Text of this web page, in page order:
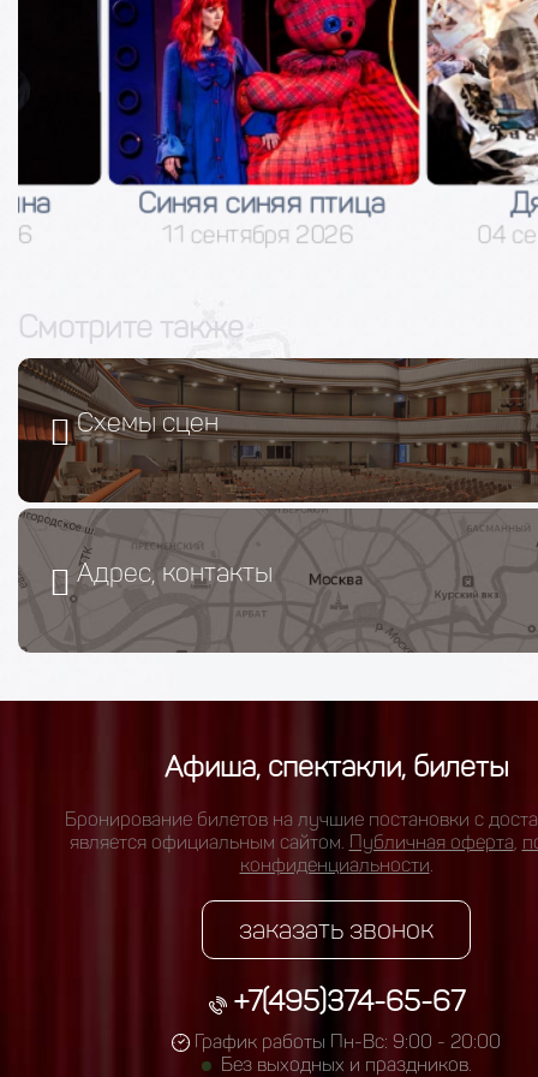
Синяя синяя птица
11 сентября 2026
Дядя
04
Смотрите также
Схемы сцен
Адрес, контакты
Афиша, спектакли, билеты
Бронирование билетов на лучшие постановки с
является официальным сайтом. Публичная оферта,
конфиденциальности.
заказать звонок
+7(495)374-65-67
График работы Пн-Вс: 9:00 - 20:00
Без выходных и праздников.